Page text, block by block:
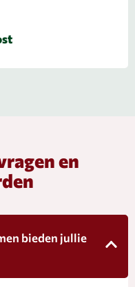
en
bieden jullie